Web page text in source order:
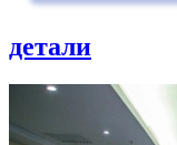
детали